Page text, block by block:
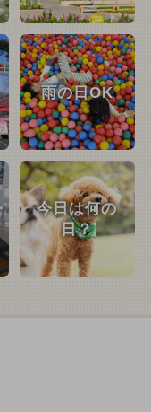
雨の日OK
今日は何の
日？